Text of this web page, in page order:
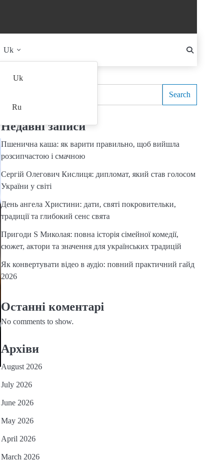
Uk
Uk
Ru
Search
Недавні записи
Пшенична каша: як варити правильно, щоб вийшла
розсипчастою і смачною
Сергій Олегович Кислиця: дипломат, який став голосом
України у світі
День ангела Христини: дати, святі покровительки,
традиції та глибокий сенс свята
Пригоди S Миколая: повна історія сімейної комедії,
сюжет, актори та значення для українських традицій
Як конвертувати відео в аудіо: повний практичний гайд
2026
Останні коментарі
No comments to show.
Архіви
August 2026
July 2026
June 2026
May 2026
April 2026
March 2026